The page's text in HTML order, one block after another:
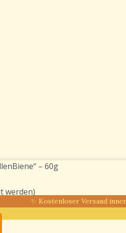
– 60g
werden)
✨ Kostenloser Versand